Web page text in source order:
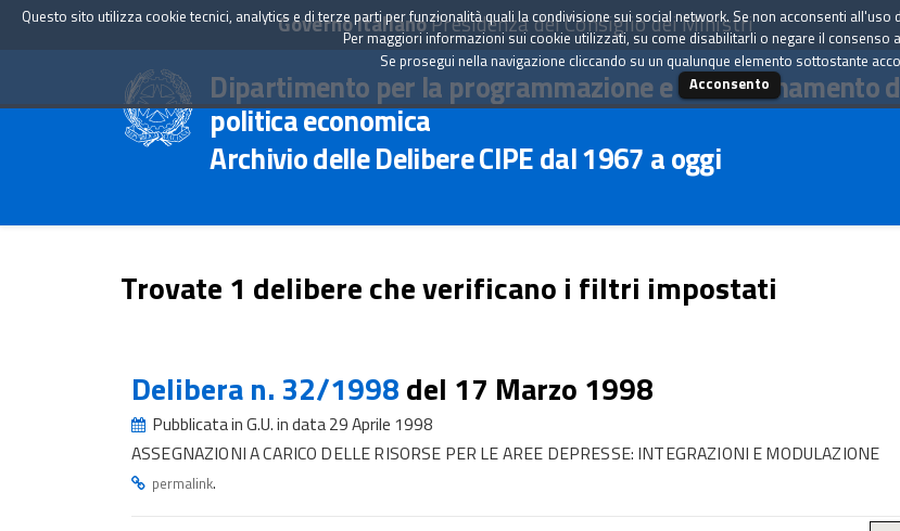
Governo ItalianoPresidenza del Consiglio dei Ministri
Dipartimento per la programmazione e il coordinamento
politica economica
Archivio delle Delibere CIPE dal 1967 a oggi
Trovate 1 delibere che verificano i filtri impostati
Delibera n. 32/1998del 17 Marzo 1998
Pubblicata in G.U. in data 29 Aprile 1998
ASSEGNAZIONI A CARICO DELLE RISORSE PER LE AREE DEPRESSE: INTEGRAZIONI E MODULAZIONE
permalink.
Questo sito utilizza cookie tecnici, analytics e di terze parti per funzionalità quali la condivisione sui social network. Se non acconsenti
Per maggiori informazioni sui cookie utilizzati, su come disabilitarli o negare il consenso
Se prosegui nella navigazione cliccando su un qualunque elemento sottostante
Acconsento